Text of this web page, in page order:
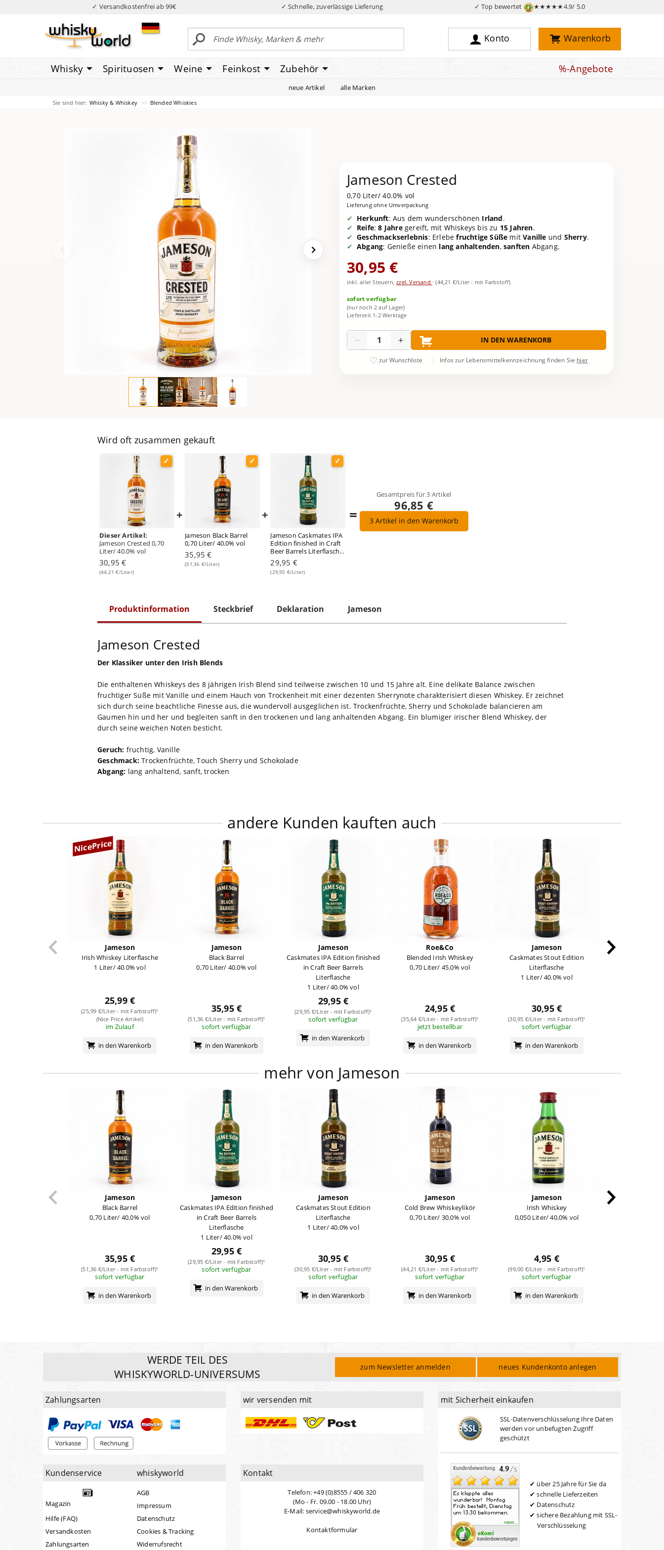
✓ Versandkostenfrei ab 99€ ✓ Schnelle, zuverlässige Lieferung ✓ Top bewertet ★★★★★4.9/ 5.0
Konto Warenkorb
Whisky Spirituosen Weine Feinkost Zubehör %-Angebote
neue Artikel alle Marken
Sie sind hier: Whisky & Whiskey Blended Whiskies
Jameson Crested
0,70 Liter/ 40.0% vol
Lieferung ohne Umverpackung
Herkunft: Aus dem wunderschönen Irland.
Reife:8 Jahregereift, mit Whiskeys bis zu 15 Jahren.
Geschmackserlebnis: Erlebefruchtige Süße mitVanille und Sherry.
Abgang: Genieße einen lang anhaltenden,sanften Abgang.
30,95 €
inkl. aller Steuern,zzgl. Versand ·(44,21 €/Liter - mit Farbstoff)
sofort verfügbar
(nur noch 2 auf Lager)
Lieferzeit 1-2 Werktage
− + IN DEN WARENKORB
zur Wunschliste Infos zur Lebensmittelkennzeichnung finden Sie hier
Wird oft zusammen gekauft
Dieser Artikel:
Jameson Crested 0,70
Liter/ 40.0% vol
30,95 €
(44,21 €/Liter)
+
Jameson Black Barrel
0,70 Liter/ 40.0% vol
35,95 €
(51,36 €/Liter)
+
Jameson Caskmates IPA
Edition finished in Craft
Beer Barrels Literflasche
1 Liter/ 40.0% vol
29,95 €
(29,95 €/Liter)
=
Gesamtpreis für3 Artikel
96,85 €
3Artikel in den Warenkorb
Produktinformation Steckbrief Deklaration Jameson
Jameson Crested
Der Klassiker unter den Irish Blends
Die enthaltenen Whiskeys des 8 jährigen Irish Blend sind teilweise zwischen 10 und 15 Jahre alt. Eine delikate Balance zwischen
fruchtiger Süße mit Vanille und einem Hauch von Trockenheit mit einer dezenten Sherrynote charakterisiert diesen Whiskey. Er zeichnet
sich durch seine beachtliche Finesse aus, die wundervoll ausgeglichen ist. Trockenfrüchte, Sherry und Schokolade balancieren am
Gaumen hin und her und begleiten sanft in den trockenen und lang anhaltenden Abgang. Ein blumiger irischer Blend Whiskey, der
durch seine weichen Noten besticht.
Geruch: fruchtig, Vanille
Geschmack: Trockenfrüchte, Touch Sherry und Schokolade
Abgang: lang anhaltend, sanft, trocken
andere Kunden kauften auch
NicePrice
Jameson
Irish Whiskey Literflasche
1 Liter/ 40.0% vol
25,99 €
(25,99 €/Liter - mit Farbstoff)¹
(Nice Price Artikel)
im Zulauf
in den Warenkorb
Jameson
Black Barrel
0,70 Liter/ 40.0% vol
35,95 €
(51,36 €/Liter - mit Farbstoff)¹
sofort verfügbar
in den Warenkorb
Jameson
Caskmates IPA Edition finished
in Craft Beer Barrels
Literflasche
1 Liter/ 40.0% vol
29,95 €
(29,95 €/Liter - mit Farbstoff)¹
sofort verfügbar
in den Warenkorb
Roe&Co
Blended Irish Whiskey
0,70 Liter/ 45.0% vol
24,95 €
(35,64 €/Liter - mit Farbstoff)¹
jetzt bestellbar
in den Warenkorb
Jameson
Caskmates Stout Edition
Literflasche
1 Liter/ 40.0% vol
30,95 €
(30,95 €/Liter - mit Farbstoff)¹
sofort verfügbar
in den Warenkorb
mehr von Jameson
Jameson
Black Barrel
0,70 Liter/ 40.0% vol
35,95 €
(51,36 €/Liter - mit Farbstoff)¹
sofort verfügbar
in den Warenkorb
Jameson
Caskmates IPA Edition finished
in Craft Beer Barrels
Literflasche
1 Liter/ 40.0% vol
29,95 €
(29,95 €/Liter - mit Farbstoff)¹
sofort verfügbar
in den Warenkorb
Jameson
Caskmates Stout Edition
Literflasche
1 Liter/ 40.0% vol
30,95 €
(30,95 €/Liter - mit Farbstoff)¹
sofort verfügbar
in den Warenkorb
Jameson
Cold Brew Whiskeylikör
0,70 Liter/ 30.0% vol
30,95 €
(44,21 €/Liter - mit Farbstoff)¹
sofort verfügbar
in den Warenkorb
Jameson
Irish Whiskey
0,050 Liter/ 40.0% vol
4,95 €
(99,00 €/Liter - mit Farbstoff)¹
sofort verfügbar
in den Warenkorb
WERDE TEIL DES
WHISKYWORLD-UNIVERSUMS
zum Newsletter anmelden neues Kundenkonto anlegen
Zahlungsarten wir versenden mit
Kundenservice
Magazin
Hilfe (FAQ)
Versandkosten
Zahlungsarten
whiskyworld
AGB
Impressum
Datenschutz
Cookies & Tracking
Widerrufsrecht
Kontakt
Telefon: +49 (0)8555 / 406 320
(Mo - Fr. 09.00 - 18.00 Uhr)
E-Mail: service@whiskyworld.de
Kontaktformular
mit Sicherheit einkaufen
SSL-Datenverschlüsselung Ihre Daten
werden vor unbefugten Zugriff
geschützt
über 25 Jahre für Sie da
schnelle Lieferzeiten
Datenschutz
sichere Bezahlung mit SSL-
Verschlüsselung